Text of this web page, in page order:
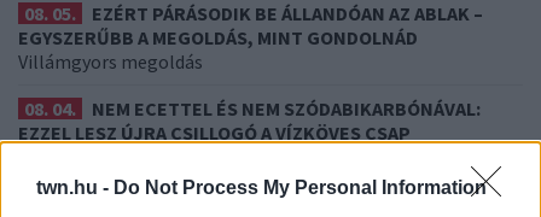
twn.hu - Do Not Process My Personal Information
08. 05.
EZÉRT PÁRÁSODIK BE ÁLLANDÓAN AZ ABLAK –
EGYSZERŰBB A MEGOLDÁS, MINT GONDOLNÁD
Villámgyors megoldás
08. 04.
NEM ECETTEL ÉS NEM SZÓDABIKARBÓNÁVAL:
EZZEL LESZ ÚJRA CSILLOGÓ A VÍZKÖVES CSAP
HA MINDIG EZT A MONDATOT HASZNÁLOD, AZ